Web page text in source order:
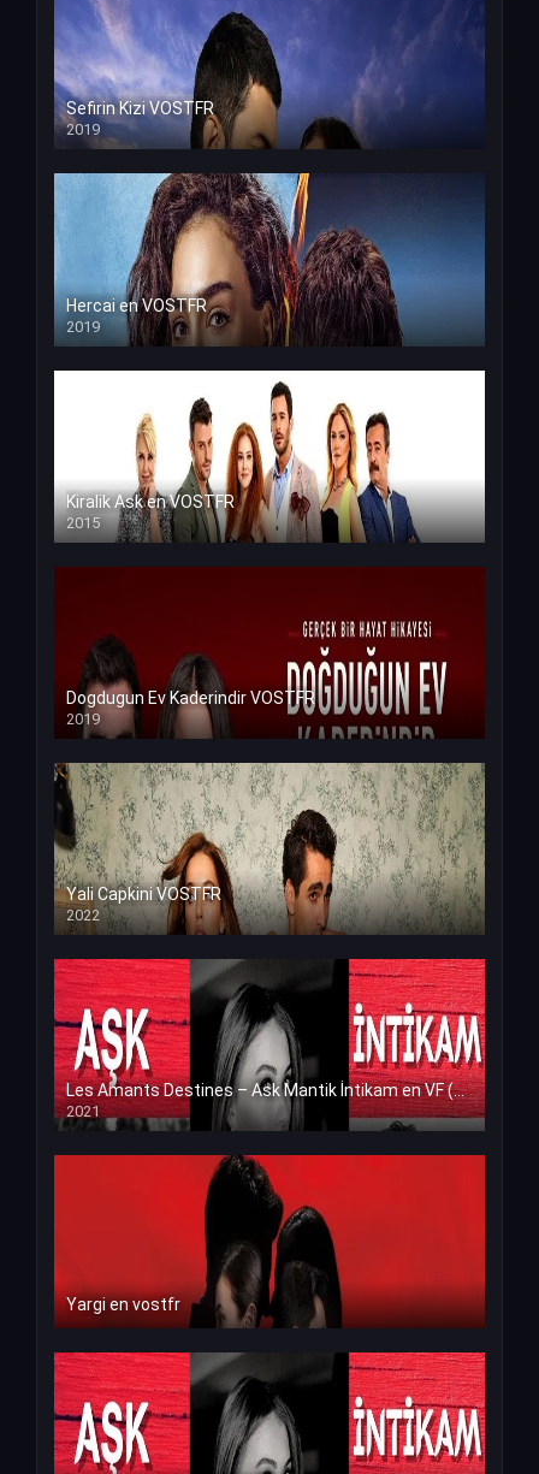
Sefirin Kizi VOSTFR
2019
Hercai en VOSTFR
2019
Kiralik Ask en VOSTFR
2015
Dogdugun Ev Kaderindir VOSTFR
2019
Yali Capkini VOSTFR
2022
Les Amants Destines – Ask Mantik İntikam en VF (Voix Francaise)
2021
Yargi en vostfr